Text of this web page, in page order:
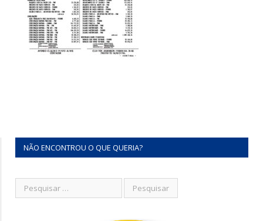
NÃO ENCONTROU O QUE QUERIA?